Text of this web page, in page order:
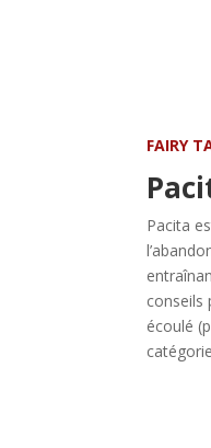
FAIRY
Pacita
conseils
écoulé